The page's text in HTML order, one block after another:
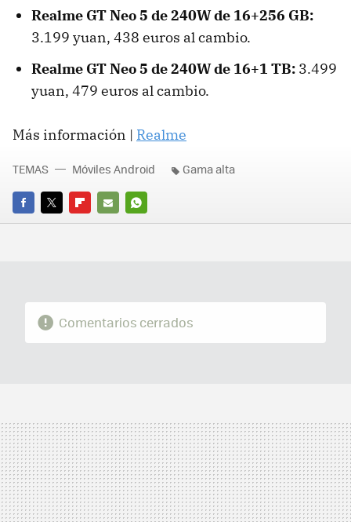
Realme GT Neo 5 de 240W de 16+256 GB:
3.199 yuan, 438 euros al cambio.
Realme GT Neo 5 de 240W de 16+1 TB: 3.499
yuan, 479 euros al cambio.
Más información | Realme
FACEBOOK
TWITTERFLIPBOARD
E-
WHATSAPP
TEMAS Móviles Android Gama alta
Comentarios cerrados